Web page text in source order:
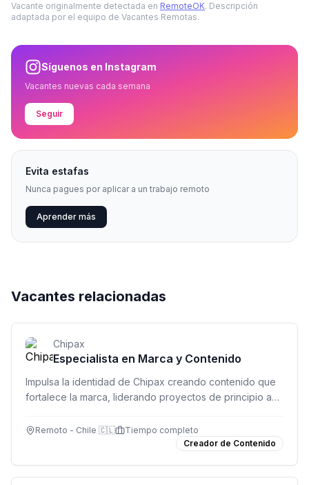
Vacante originalmente detectada en RemoteOK. Descripción
adaptada por el equipo de Vacantes Remotas.
Síguenos en Instagram
Vacantes nuevas cada semana
Seguir
Evita estafas
Nunca pagues por aplicar a un trabajo remoto
Aprender más
Vacantes relacionadas
Chipax
Especialista en Marca y Contenido
Impulsa la identidad de Chipax creando contenido que
fortalece la marca, liderando proyectos de principio a
Remoto - Chile 🇨🇱
Tiempo completo
Creador de Contenido